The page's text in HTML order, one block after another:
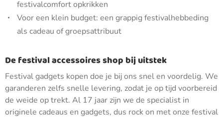
festivalcomfort opkrikken
Voor een klein budget: een grappig festivalhebbeding
als cadeau of groepsattribuut
De festival accessoires shop bij uitstek
Festival gadgets kopen doe je bij ons snel en voordelig. We
garanderen zelfs snelle levering, zodat je op tijd voorbereid
de weide op trekt. Al 17 jaar zijn we de specialist in
originele cadeaus en gadgets, dus rock on met onze festival